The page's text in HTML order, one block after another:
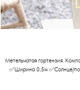
Метельчатая гортензия.
✅Ширина 0,5м ✅Солнце/